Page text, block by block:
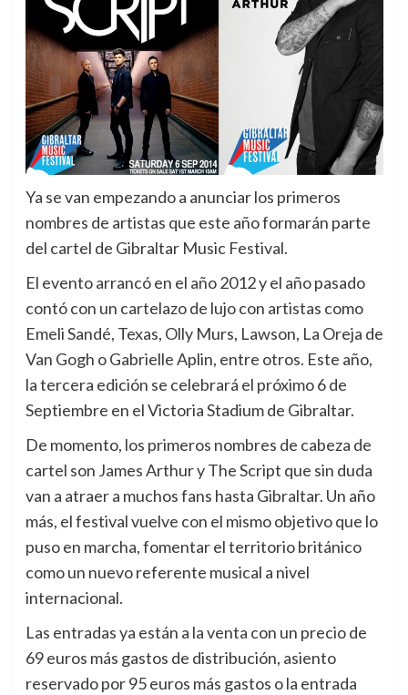
Ya se van empezando a anunciar los primeros
nombres de artistas que este año formarán parte
del cartel de Gibraltar Music Festival.
El evento arrancó en el año 2012 y el año pasado
contó con un cartelazo de lujo con artistas como
Emeli Sandé, Texas, Olly Murs, Lawson, La Oreja de
Van Gogh o Gabrielle Aplin, entre otros. Este año,
la tercera edición se celebrará el próximo 6 de
Septiembre en el Victoria Stadium de Gibraltar.
De momento, los primeros nombres de cabeza de
cartel son James Arthur y The Script que sin duda
van a atraer a muchos fans hasta Gibraltar. Un año
más, el festival vuelve con el mismo objetivo que lo
puso en marcha, fomentar el territorio británico
como un nuevo referente musical a nivel
internacional.
Las entradas ya están a la venta con un precio de
69 euros más gastos de distribución, asiento
reservado por 95 euros más gastos o la entrada